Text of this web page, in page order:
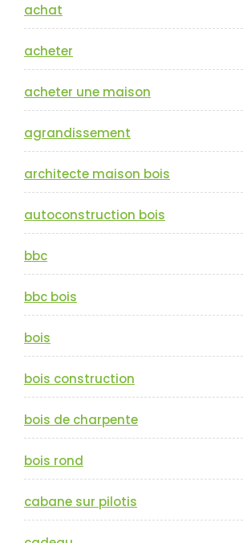
achat
acheter
acheter une maison
agrandissement
architecte maison bois
autoconstruction bois
bbc
bbc bois
bois
bois construction
bois de charpente
bois rond
cabane sur pilotis